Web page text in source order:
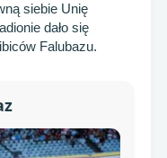
siebie Unię
dało się
Falubazu.